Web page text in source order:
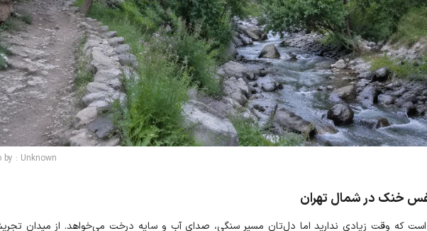
by : Unknown
است که وقت زیادی ندارید اما دل‌تان مسیر سنگی، صدای آب و سایه درخت می‌خواهد. از میدان